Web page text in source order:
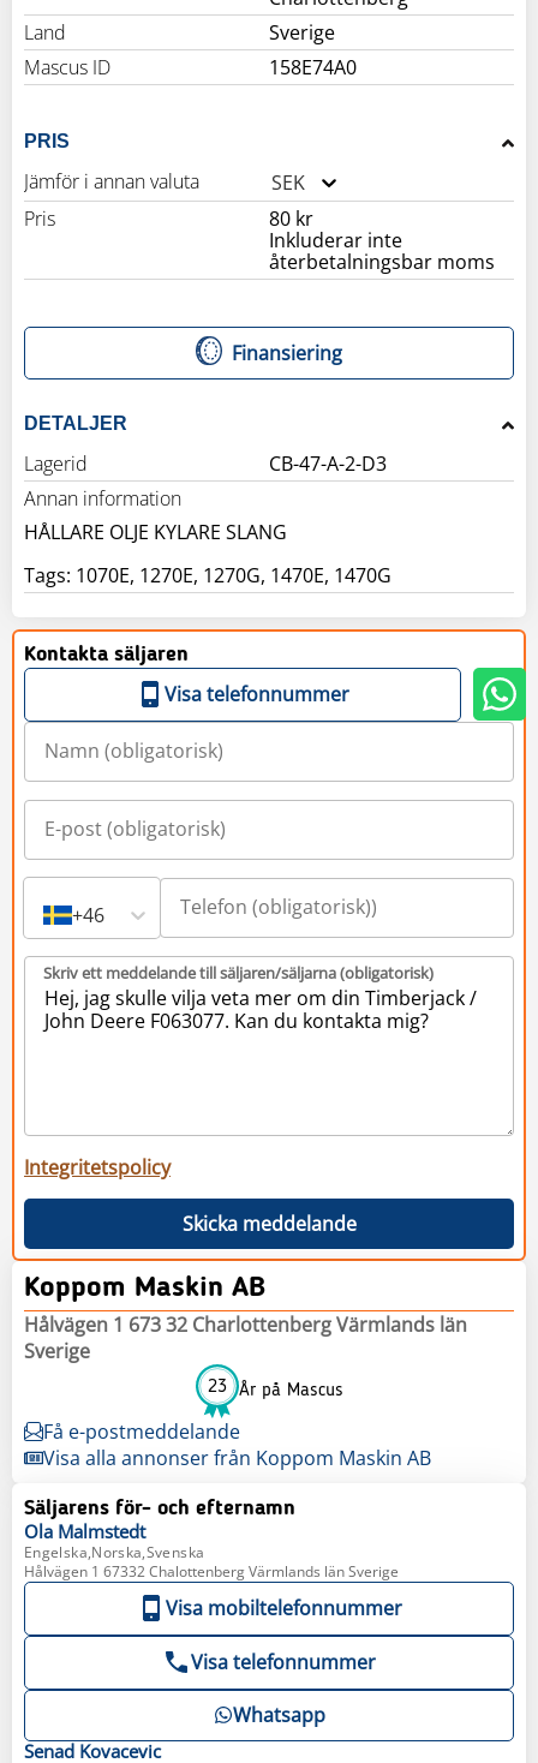
Land
Sverige
Mascus ID
158E74A0
PRIS
Jämför i annan valuta
SEK
Pris
80 kr
Inkluderar inte
återbetalningsbar moms
Finansiering
DETALJER
Lagerid
CB-47-A-2-D3
Annan information
HÅLLARE OLJE KYLARE SLANG
Tags: 1070E, 1270E, 1270G, 1470E, 1470G
Kontakta säljaren
Visa telefonnummer
+46
Skriv ett meddelande till säljaren/säljarna (obligatorisk)
Integritetspolicy
Skicka meddelande
Koppom Maskin AB
Hålvägen 1 673 32 Charlottenberg Värmlands län
Sverige
23 År på Mascus
Få e-postmeddelande
Visa alla annonser från Koppom Maskin AB
Säljarens för- och efternamn
Ola Malmstedt
Engelska,Norska,Svenska
Hålvägen 1 67332 Chalottenberg Värmlands län Sverige
Visa mobiltelefonnummer
Visa telefonnummer
Whatsapp
Senad Kovacevic